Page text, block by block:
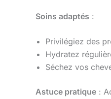
Soins adaptés :
Privilégiez des
Hydratez
Séchez vos
Astuce pratique :